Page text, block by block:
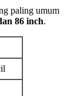
paling umum
86 inch.